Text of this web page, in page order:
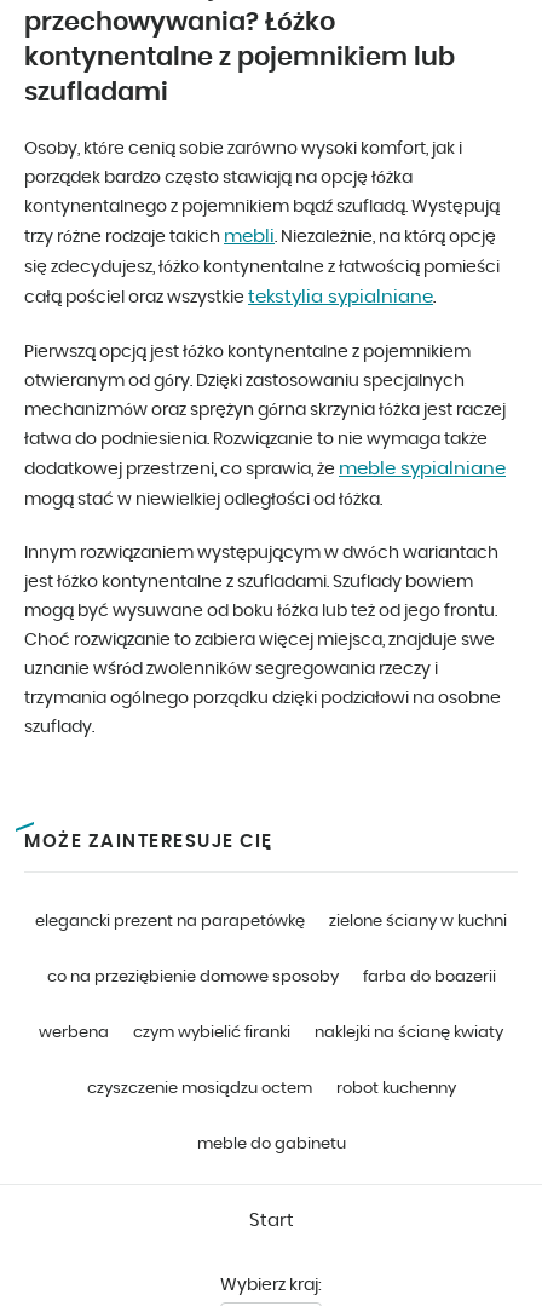
przechowywania? Łóżko
kontynentalne z pojemnikiem lub
szufladami
Osoby, które cenią sobie zarówno wysoki komfort, jak i
porządek bardzo często stawiają na opcję łóżka
kontynentalnego z pojemnikiem bądź szufladą. Występują
trzy różne rodzaje takich mebli. Niezależnie, na którą opcję
się zdecydujesz, łóżko kontynentalne z łatwością pomieści
całą pościel oraz wszystkie tekstylia sypialniane.
Pierwszą opcją jest łóżko kontynentalne z pojemnikiem
otwieranym od góry. Dzięki zastosowaniu specjalnych
mechanizmów oraz sprężyn górna skrzynia łóżka jest raczej
łatwa do podniesienia. Rozwiązanie to nie wymaga także
dodatkowej przestrzeni, co sprawia, że meble sypialniane
mogą stać w niewielkiej odległości od łóżka.
Innym rozwiązaniem występującym w dwóch wariantach
jest łóżko kontynentalne z szufladami. Szuflady bowiem
mogą być wysuwane od boku łóżka lub też od jego frontu.
Choć rozwiązanie to zabiera więcej miejsca, znajduje swe
uznanie wśród zwolenników segregowania rzeczy i
trzymania ogólnego porządku dzięki podziałowi na osobne
szuflady.
MOŻE ZAINTERESUJE CIĘ
elegancki prezent na parapetówkę zielone ściany w kuchni
co na przeziębienie domowe sposoby farba do boazerii
werbena czym wybielić firanki naklejki na ścianę kwiaty
czyszczenie mosiądzu octem robot kuchenny
meble do gabinetu
Start
Wybierz kraj: